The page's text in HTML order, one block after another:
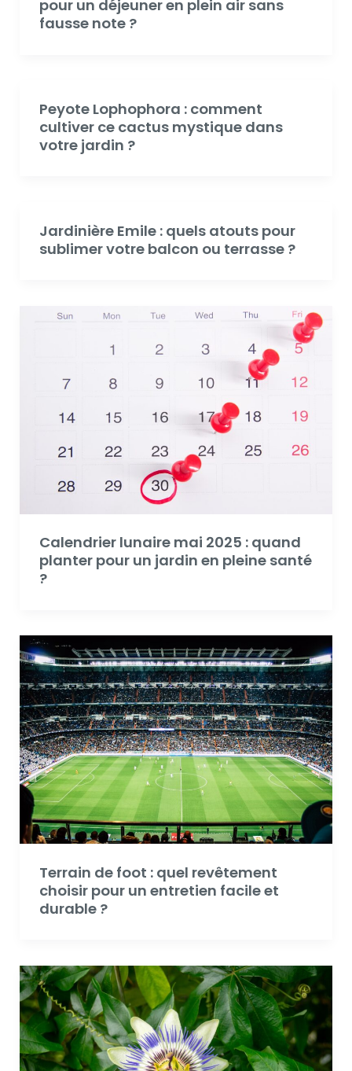
pour un déjeuner en plein air sans
fausse note ?
Peyote Lophophora : comment
cultiver ce cactus mystique dans
votre jardin ?
Jardinière Emile : quels atouts pour
sublimer votre balcon ou terrasse ?
Calendrier lunaire mai 2025 : quand
planter pour un jardin en pleine santé
?
Terrain de foot : quel revêtement
choisir pour un entretien facile et
durable ?